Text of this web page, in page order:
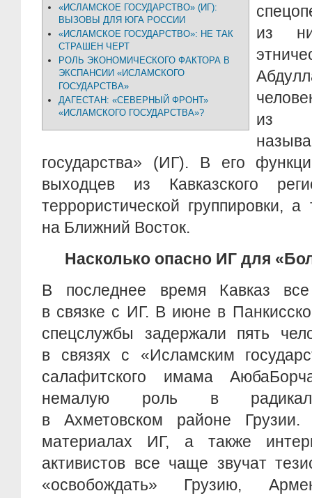
«ИСЛАМСКОЕ ГОСУДАРСТВО» (ИГ):
ВЫЗОВЫ ДЛЯ ЮГА РОССИИ
«ИСЛАМСКОЕ ГОСУДАРСТВО»: НЕ ТАК
СТРАШЕН ЧЕРТ
РОЛЬ ЭКОНОМИЧЕСКОГО ФАКТОРА В
ЭКСПАНСИИ «ИСЛАМСКОГО
ГОСУДАРСТВА»
ДАГЕСТАН: «СЕВЕРНЫЙ ФРОНТ»
«ИСЛАМСКОГО ГОСУДАРСТВА»?
из
из
государства» (ИГ). В его
выходцев из Кавказского
террористической группировки,
на Ближний Восток.
Насколько опасно ИГ для
В последнее время Кавказ
в связке с ИГ. В июне в
спецслужбы задержали пять
в связях с «Исламским
салафитского имама
немалую роль в
в Ахметовском районе
материалах ИГ, а также
активистов все чаще звучат
«освобождать» Грузию,